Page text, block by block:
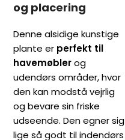
og placering
Denne alsidige kunstige
plante er perfekt til
havemøblerog
udendørs områder, hvor
den kan modstå vejrlig
og bevare sin friske
udseende. Den egner sig
lige så godt til indendørs